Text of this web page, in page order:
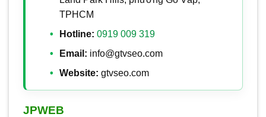
TPHCM
Hotline: 0919 009 319
Email: info@gtvseo.com
Website: gtvseo.com
JPWEB